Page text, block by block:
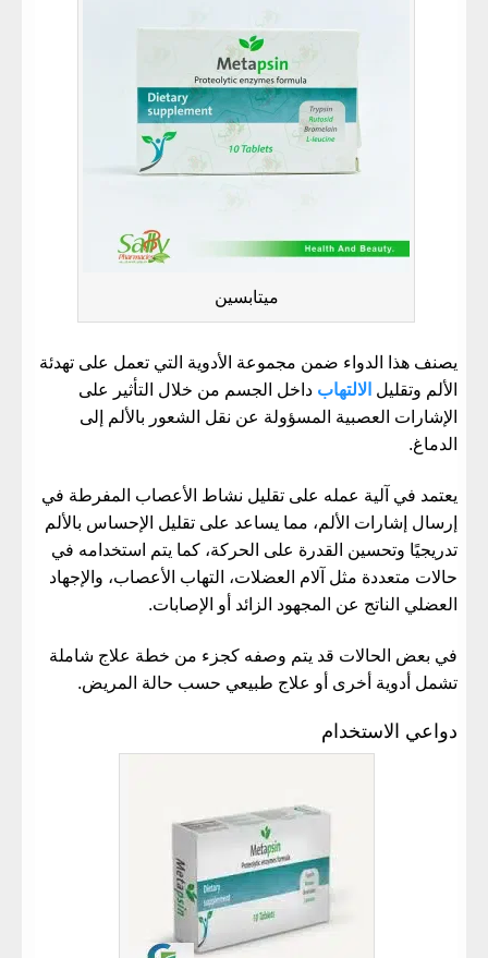
ميتابسين
يصنف هذا الدواء ضمن مجموعة الأدوية التي تعمل على تهدئة
الألم وتقليل الالتهاب داخل الجسم من خلال التأثير على
الإشارات العصبية المسؤولة عن نقل الشعور بالألم إلى
الدماغ.
يعتمد في آلية عمله على تقليل نشاط الأعصاب المفرطة في
إرسال إشارات الألم، مما يساعد على تقليل الإحساس بالألم
تدريجيًا وتحسين القدرة على الحركة، كما يتم استخدامه في
حالات متعددة مثل آلام العضلات، التهاب الأعصاب، والإجهاد
العضلي الناتج عن المجهود الزائد أو الإصابات.
في بعض الحالات قد يتم وصفه كجزء من خطة علاج شاملة
تشمل أدوية أخرى أو علاج طبيعي حسب حالة المريض.
دواعي الاستخدام